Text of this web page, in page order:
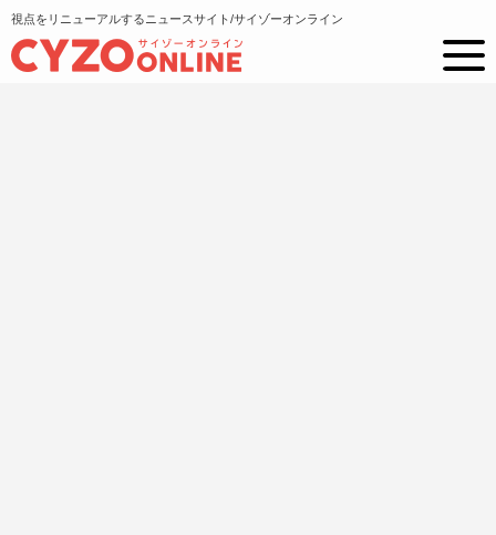
視点をリニューアルするニュースサイト/サイゾーオンライン